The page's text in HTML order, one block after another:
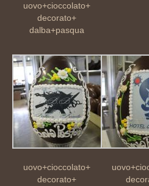
uovo+cioccolato+
decorato+
dalba+pasqua
uovo+cioccolato+
decorato+